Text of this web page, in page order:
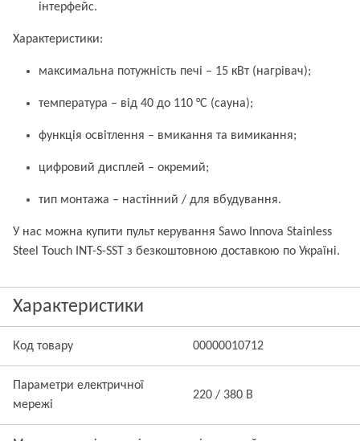
інтерфейс.
Характеристики:
максимальна потужність печі – 15 кВт (нагрівач);
температура – від 40 до 110 °C (сауна);
функція освітлення – вмикання та вимикання;
цифровий дисплей – окремий;
тип монтажа – настінний / для вбудування.
У нас можна купити пульт керування Sawo Innova Stainless
Steel Touch INT-S-SST з безкоштовною доставкою по Україні.
Характеристики
Код товару 00000010712
Параметри електричної
мережі
220 / 380 В